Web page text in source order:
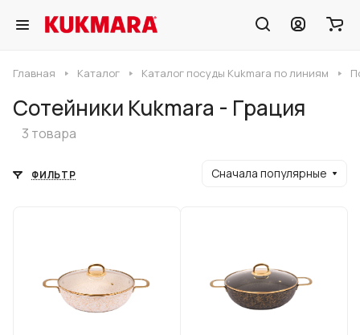
Главная Каталог Каталог посуды Kukmara по линиям
Сотейники Kukmara - Грация
3 товара
ФИЛЬТР Сначала популярные